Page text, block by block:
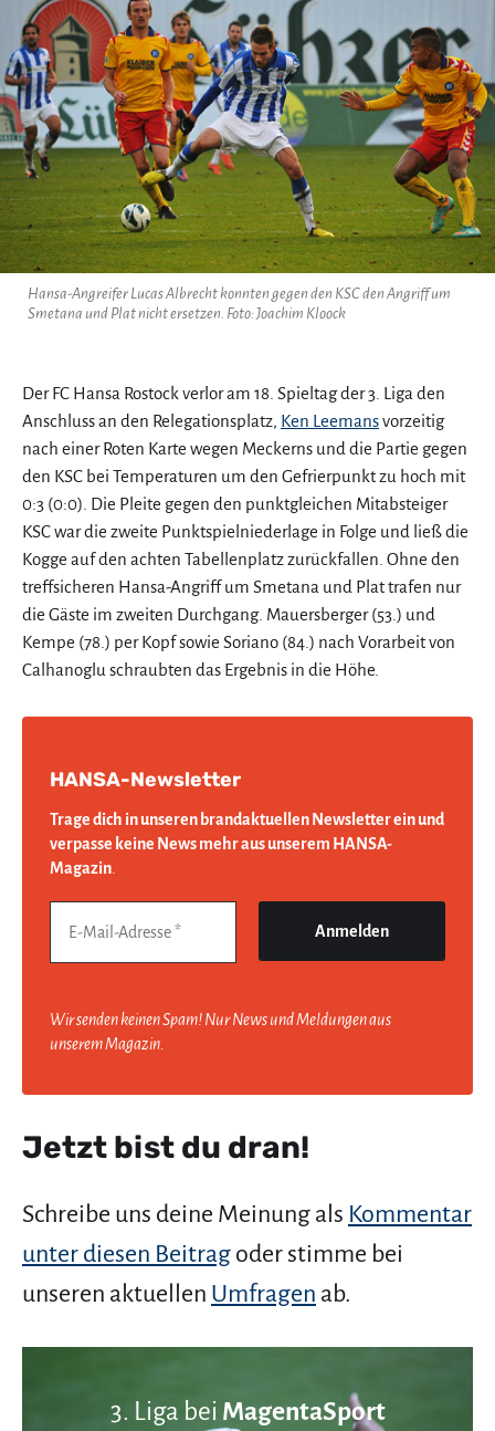
Hansa-Angreifer Lucas Albrecht konnten gegen den KSC den Angriff um
Smetana und Plat nicht ersetzen. Foto: Joachim Kloock
Der FC Hansa Rostock verlor am 18. Spieltag der 3. Liga den
Anschluss an den Relegationsplatz, Ken Leemansvorzeitig
nach einer Roten Karte wegen Meckerns und die Partie gegen
den KSC bei Temperaturen um den Gefrierpunkt zu hoch mit
0:3 (0:0). Die Pleite gegen den punktgleichen Mitabsteiger
KSC war die zweite Punktspielniederlage in Folge und ließ die
Kogge auf den achten Tabellenplatz zurückfallen. Ohne den
treffsicheren Hansa-Angriff um Smetana und Plat trafen nur
die Gäste im zweiten Durchgang. Mauersberger (53.) und
Kempe (78.) per Kopf sowie Soriano (84.) nach Vorarbeit von
Calhanoglu schraubten das Ergebnis in die Höhe.
HANSA-Newsletter
Trage dich in unseren brandaktuellen Newsletter ein und
verpasse keine News mehr aus unserem HANSA-
Magazin.
Wir senden keinen Spam! Nur News und Meldungen aus
unserem Magazin.
Jetzt bist du dran!
Schreibe uns deine Meinung als Kommentar
unter diesen Beitrag oder stimme bei
unseren aktuellen Umfragen ab.
3. Liga bei MagentaSport